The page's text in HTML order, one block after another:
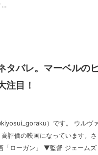
…
タバレ。マーベルの
注目！
）です。 ウルヴ
高評価の映画になっています。
「ローガン」 ▼監督 ジェーム